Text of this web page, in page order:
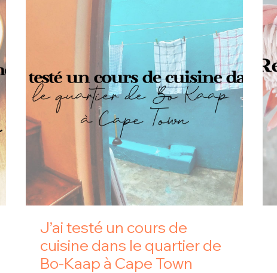
J’ai testé un cours de
cuisine dans le quartier de
Bo-Kaap à Cape Town